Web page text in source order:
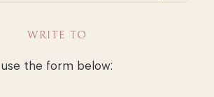
WRITE TO
use the form below: